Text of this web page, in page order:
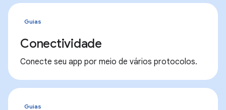
Guias
Conectividade
Conecte seu app por meio de vários protocolos.
Guias